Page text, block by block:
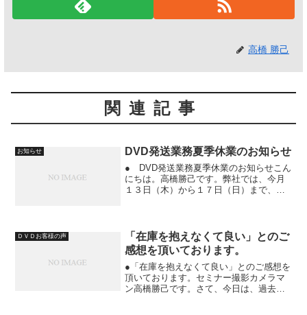
高橋 勝己
関連記事
お知らせ DVD発送業務夏季休業のお知らせ
● DVD発送業務夏季休業のお知らせこん
にちは。高橋勝己です。弊社では、今月
１３日（木）から１７日（日）まで、夏
惑お掛けしますが、何...
ＤＶＤお客様の声
「在庫を抱えなくて良い」とのご
感想を頂いております。
●「在庫を抱えなくて良い」とのご感想を
頂いております。セミナー撮影カメラマ
ン高橋勝己です。さて、今日は、過去セ